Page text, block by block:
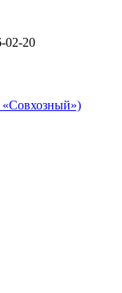
02-20